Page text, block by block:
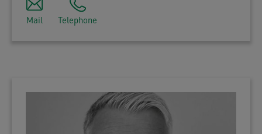
Mail Telephone